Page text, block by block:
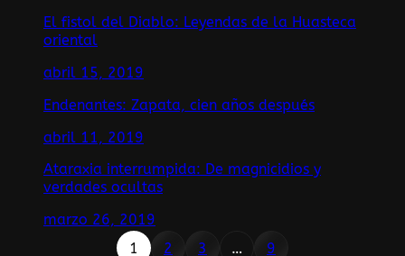
El fistol del Diablo: Leyendas de la Huasteca
oriental
abril 15, 2019
Endenantes: Zapata, cien años después
abril 11, 2019
Ataraxia interrumpida: De magnicidios y
verdades ocultas
marzo 26, 2019
1
2 3 … 9